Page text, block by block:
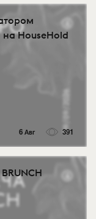
HouseHold
6 Авг 391